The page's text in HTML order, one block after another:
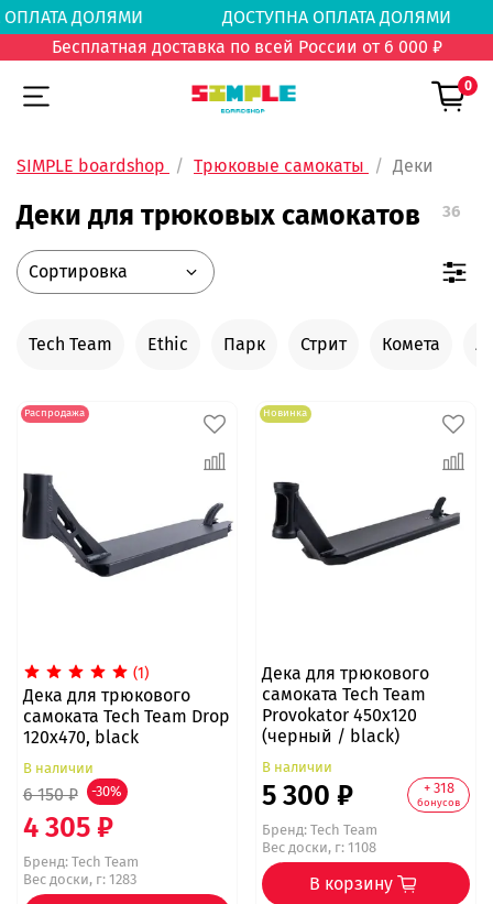
ОПЛАТА ДОЛЯМИ
ДОСТУПНА ОПЛАТА
Бесплатная доставка по всей России от 6 000 ₽
0
SIMPLE boardshop Трюковые самокаты Деки
Деки для трюковых самокатов 36
Tech Team Ethic Парк Стрит Комета
Распродажа
(1)
Дека для трюкового
самоката Tech Team Drop
120x470, black
В наличии
6 150 ₽ -30%
4 305 ₽
Бренд:Tech Team
Вес доски, г: 1283
Новинка
Дека для трюкового
самоката Tech Team
Provokator 450x120
(черный / black)
В наличии
5 300 ₽ + 318
бонусов
Бренд:Tech Team
Вес доски, г: 1108
В корзину